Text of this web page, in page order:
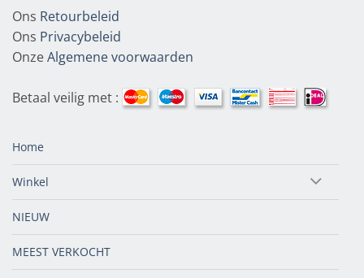
Ons Retourbeleid
Ons Privacybeleid
OnzeAlgemene voorwaarden
Betaal veilig met :
Home
Winkel
NIEUW
MEEST VERKOCHT